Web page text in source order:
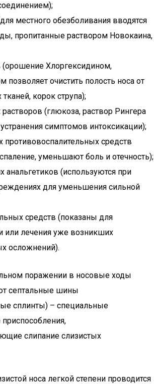
местного обезболивания вводятся
пропитанные раствором Новокаина,
(орошение Хлоргексидином,
позволяет очистить полость носа от
корок струпа);
(глюкоза, раствор Рингера
симптомов интоксикации);
противовоспалительных средств
уменьшают боль и отечность);
анальгетиков (используются при
для уменьшения сильной
средств (показаны для
или лечения уже возникших
осложнений).
поражении в носовые ходы
септальные шины
сплинты) – специальные
слипание слизистых
носа легкой степени проводится